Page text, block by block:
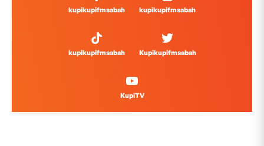
kupikupifmsabah kupikupifmsabah
kupikupifmsabah Kupikupifmsabah
KupiTV